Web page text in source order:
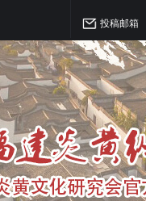
投稿邮箱